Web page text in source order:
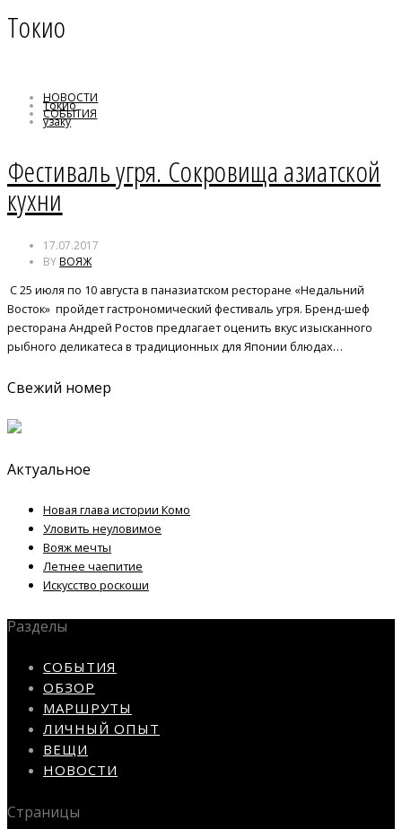
Токио
НОВОСТИ
СОБЫТИЯ
Токио
узаку
Фестиваль угря. Сокровища азиатской
кухни
17.07.2017
BYВОЯЖ
С 25 июля по 10 августа в паназиатском ресторане «Недальний
Восток» пройдет гастрономический фестиваль угря. Бренд-шеф
ресторана Андрей Ростов предлагает оценить вкус изысканного
рыбного деликатеса в традиционных для Японии блюдах…
Свежий номер
Актуальное
Новая глава истории Комо
Уловить неуловимое
Вояж мечты
Летнее чаепитие
Искусство роскоши
Разделы
СОБЫТИЯ
ОБЗОР
МАРШРУТЫ
ЛИЧНЫЙ ОПЫТ
ВЕЩИ
НОВОСТИ
Страницы